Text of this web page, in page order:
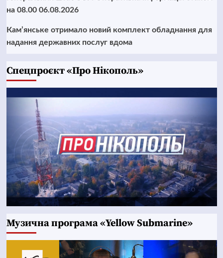
на 08.00 06.08.2026
Кам’янське отримало новий комплект обладнання для
надання державних послуг вдома
Cпецпроєкт «Про Нікополь»
Музична програма «Yellow Submarine»